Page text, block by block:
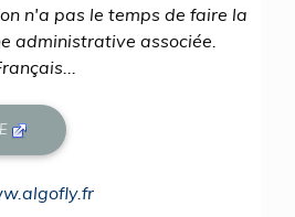
n'a pas le temps de faire la
administrative associée.